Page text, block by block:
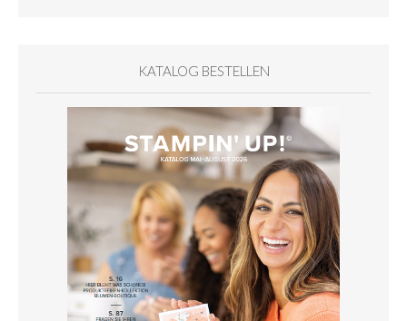
KATALOG BESTELLEN